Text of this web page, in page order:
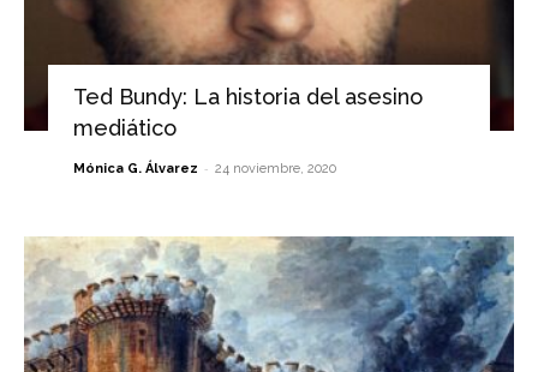
Ted Bundy: La historia del asesino
mediático
Mónica G. Álvarez - 24 noviembre, 2020